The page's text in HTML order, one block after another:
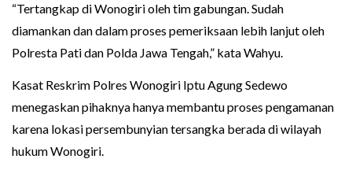
“Tertangkap di Wonogiri oleh tim gabungan. Sudah
diamankan dan dalam proses pemeriksaan lebih lanjut oleh
Polresta Pati dan Polda Jawa Tengah,” kata Wahyu.
Kasat Reskrim Polres Wonogiri Iptu Agung Sedewo
menegaskan pihaknya hanya membantu proses pengamanan
karena lokasi persembunyian tersangka berada di wilayah
hukum Wonogiri.